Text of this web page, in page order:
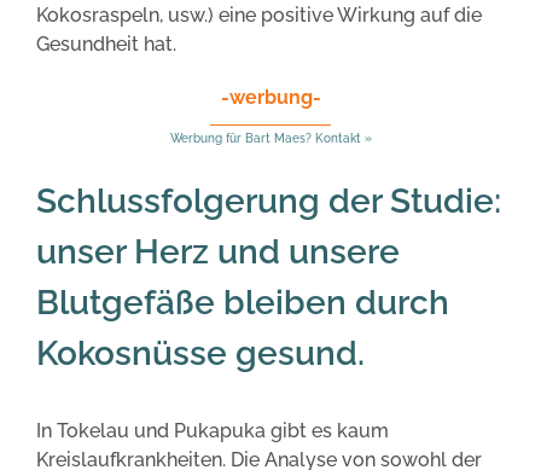
Kokosraspeln, usw.) eine positive Wirkung auf die
Gesundheit hat.
-werbung-
Werbung für Bart Maes? Kontakt »
Schlussfolgerung der Studie:
unser Herz und unsere
Blutgefäße bleiben durch
Kokosnüsse gesund.
In Tokelau und Pukapuka gibt es kaum
Kreislaufkrankheiten. Die Analyse von sowohl der